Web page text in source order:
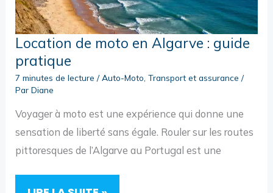
Location de moto en Algarve : guide
pratique
7 minutes de lecture /Auto-Moto ,Transport et assurance /
ParDiane
Voyager à moto est une expérience qui donne une
sensation de liberté sans égale. Rouler sur les routes
pittoresques de l’Algarve au Portugal est une